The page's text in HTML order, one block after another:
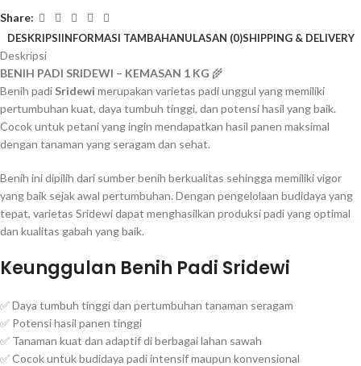
Share:
DESKRIPSIINFORMASI TAMBAHANULASAN (0)SHIPPING & DELIVERY
Deskripsi
BENIH PADI SRIDEWI – KEMASAN 1 KG 🌾
Benih padi Sridewi merupakan varietas padi unggul yang memiliki
pertumbuhan kuat, daya tumbuh tinggi, dan potensi hasil yang baik.
Cocok untuk petani yang ingin mendapatkan hasil panen maksimal
dengan tanaman yang seragam dan sehat.
Benih ini dipilih dari sumber benih berkualitas sehingga memiliki vigor
yang baik sejak awal pertumbuhan. Dengan pengelolaan budidaya yang
tepat, varietas Sridewi dapat menghasilkan produksi padi yang optimal
dan kualitas gabah yang baik.
Keunggulan Benih Padi Sridewi
✅ Daya tumbuh tinggi dan pertumbuhan tanaman seragam
✅ Potensi hasil panen tinggi
✅ Tanaman kuat dan adaptif di berbagai lahan sawah
✅ Cocok untuk budidaya padi intensif maupun konvensional